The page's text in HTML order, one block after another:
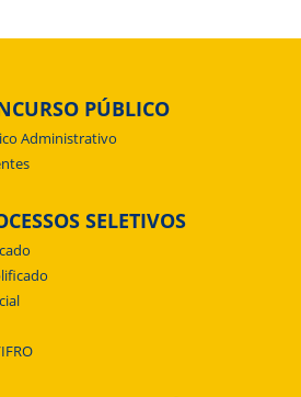
PÚBLICO
Administrativo
SELETIVOS